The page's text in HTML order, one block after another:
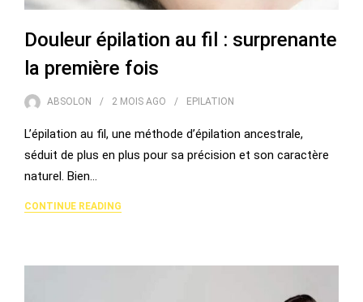
Douleur épilation au fil : surprenante
la première fois
ABSOLON 2 MOIS AGO EPILATION
L’épilation au fil, une méthode d’épilation ancestrale,
séduit de plus en plus pour sa précision et son caractère
naturel. Bien…
CONTINUE READING